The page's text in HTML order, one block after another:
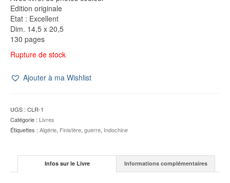
Edition originale
Etat : Excellent
Dim. 14,5 x 20,5
130 pages
Rupture de stock
Ajouter à ma Wishlist
UGS : CLR-1
Catégorie : Livres
Étiquettes : Algérie, Finistère, guerre, Indochine
Infos sur le Livre Informations complémentaires